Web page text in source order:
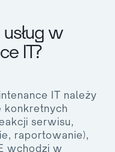
w
IT?
IT należy
konkretnych
serwisu,
raportowanie),
wchodzi w